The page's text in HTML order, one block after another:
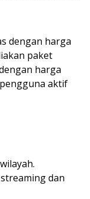
dengan harga
paket
harga
aktif
dan